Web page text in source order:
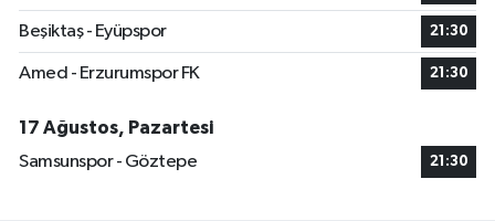
Beşiktaş - Eyüpspor 21:30
Amed - Erzurumspor FK 21:30
17 Ağustos, Pazartesi
Samsunspor - Göztepe
21:30